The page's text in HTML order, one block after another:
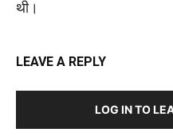
थी।
LEAVE A REPLY
LOG IN TO